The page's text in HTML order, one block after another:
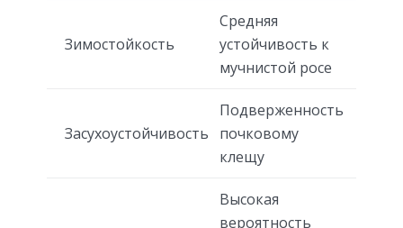
Зимостойкость
Средняя
устойчивость к
мучнистой росе
Засухоустойчивость
Подверженность
почковому
клещу
Высокая
вероятность